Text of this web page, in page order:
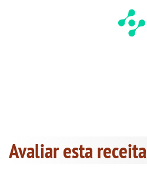
Avaliar esta receita